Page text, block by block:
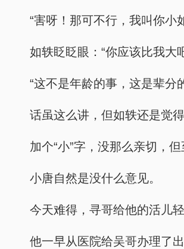
“害呀！那可不行，我叫你小
如轶眨眨眼：“你应该比我大
“这不是年龄的事，这是辈分
话虽这么讲，但如轶还是觉
加个“小”字，没那么亲切，但
小唐自然是没什么意见。
今天难得，寻哥给他的活儿
他一早从医院给吴哥办理了